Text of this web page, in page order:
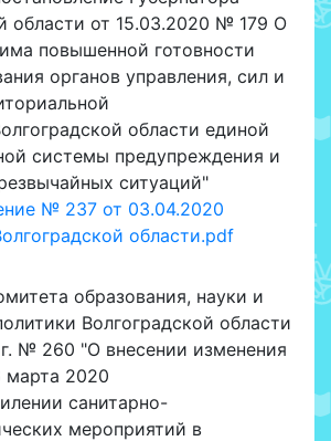
области от 15.03.2020 № 179 О
повышенной готовности
органов управления, сил и
области единой
системы предупреждения и
ситуаций"
№ 237 от 03.04.2020
области.pdf
образования, науки и
Волгоградской области
№ 260 "О внесении изменения
марта 2020
санитарно-
мероприятий в